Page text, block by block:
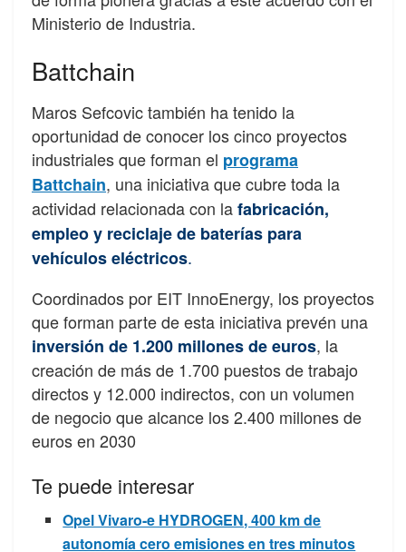
Ministerio de Industria.
Battchain
Maros Sefcovic también ha tenido la
oportunidad de conocer los cinco proyectos
industriales que forman el programa
Battchain, una iniciativa que cubre toda la
actividad relacionada con lafabricación,
empleo y reciclaje de baterías para
vehículos eléctricos.
Coordinados por EIT InnoEnergy, los proyectos
que forman parte de esta iniciativa prevén una
inversión de 1.200 millones de euros, la
creación de más de 1.700 puestos de trabajo
directos y 12.000 indirectos, con un volumen
de negocio que alcance los 2.400 millones de
euros en 2030
Te puede interesar
Opel Vivaro-e HYDROGEN, 400 km de
autonomía cero emisiones en tres minutos